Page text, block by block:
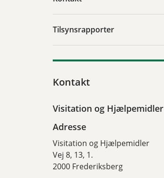
Tilsynsrapporter
Kontakt
Visitation og Hjælpemidler
Adresse
Visitation og Hjælpemidler
Vej 8, 13, 1.
2000 Frederiksberg